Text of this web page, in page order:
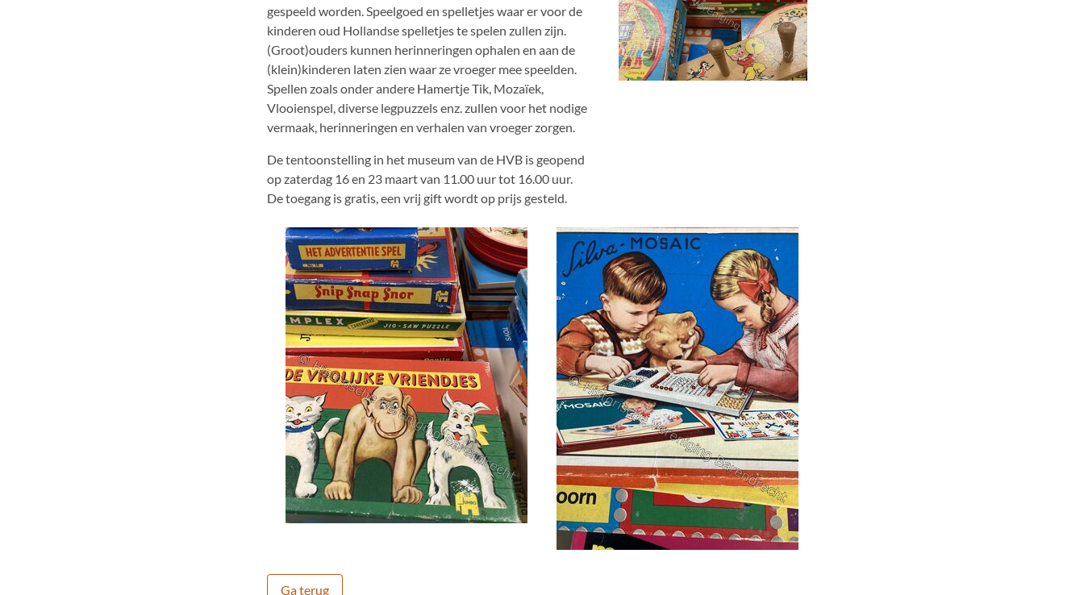
gespeeld worden. Speelgoed en spelletjes waar er voor de
kinderen oud Hollandse spelletjes te spelen zullen zijn.
(Groot)ouders kunnen herinneringen ophalen en aan de
(klein)kinderen laten zien waar ze vroeger mee speelden.
Spellen zoals onder andere Hamertje Tik, Mozaïek,
Vlooienspel, diverse legpuzzels enz. zullen voor het nodige
vermaak, herinneringen en verhalen van vroeger zorgen.
De tentoonstelling in het museum van de HVB is geopend
op zaterdag 16 en 23 maart van 11.00 uur tot 16.00 uur.
De toegang is gratis, een vrij gift wordt op prijs gesteld.
Ga terug